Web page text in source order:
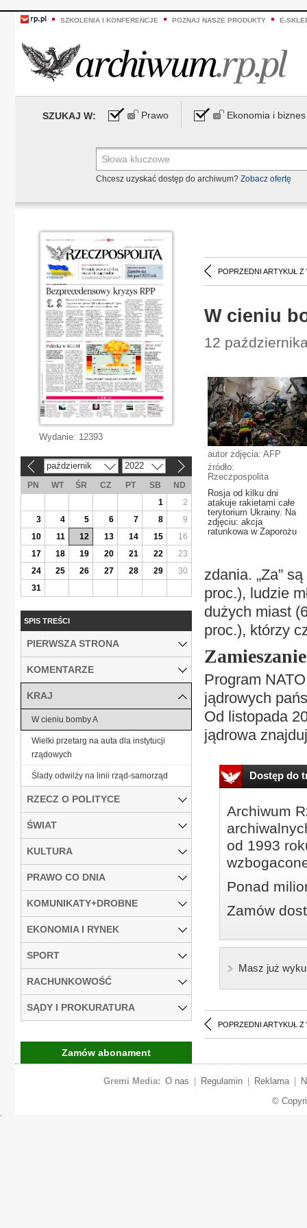
SZKOLENIA I KONFERENCJE POZNAJ NASZE PRODUKTY E-
SZUKAJ W: Prawo Ekonomia i biznes
Chcesz uzyskać dostęp do archiwum? Zobacz ofertę
POPRZEDNI ARTYKUŁ Z
W cieniu
12
autor zdjęcia: AFP
źródło:
Rzeczpospolita
Rosja od kilku dni
atakuje rakietami całe
terytorium Ukrainy. Na
zdjęciu: akcja
ratunkowa w Zaporożu
zdania. „Za”
proc.), ludzie
dużych miast
proc.), którzy
Program
jądrowych
Od listopada
jądrowa
Dostęp do
Archiwum
od 1993
Ponad
Zamów
Masz już
POPRZEDNI ARTYKUŁ Z
Wydanie: 12393
październik 2022
PN WT ŚR CZ PT SB
ND
1
2
3
4 5 6 7 8
9
10
11 12 13 14 15
16
17
18 19 20 21 22
23
24
25 26 27 28 29
30
31
SPIS TREŚCI
PIERWSZA STRONA
KOMENTARZE
KRAJ
W cieniu bomby A
Wielki przetarg na auta dla instytucji
rządowych
Ślady odwilży na linii rząd-samorząd
RZECZ O POLITYCE
ŚWIAT
KULTURA
PRAWO CO DNIA
KOMUNIKATY+DROBNE
EKONOMIA I RYNEK
SPORT
RACHUNKOWOŚĆ
SĄDY I PROKURATURA
Zamów abonament
Gremi Media: O nas Regulamin Reklama
©